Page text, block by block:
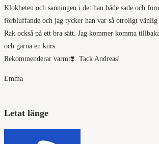
Klokheten och sanningen i det han både sade och
förbluffande och jag tycker han var så otroligt vänlig
Rak också på ett bra sätt. Jag kommer komma
och gärna en kurs.
Rekommenderar varmt❣️. Tack Andreas!
Emma
Letat länge